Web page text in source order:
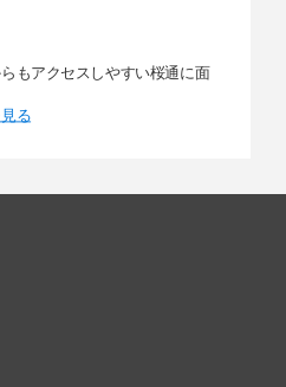
もアクセスしやすい桜通に面
る